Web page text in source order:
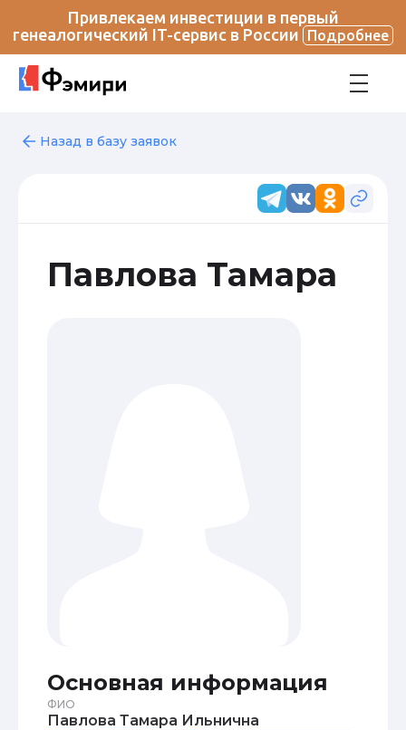
Привлекаем инвестиции в первый
генеалогический IT-сервис в России
Подробнее
Назад в базу заявок
Павлова Тамара
Основная информация
ФИО
Павлова Тамара Ильнична